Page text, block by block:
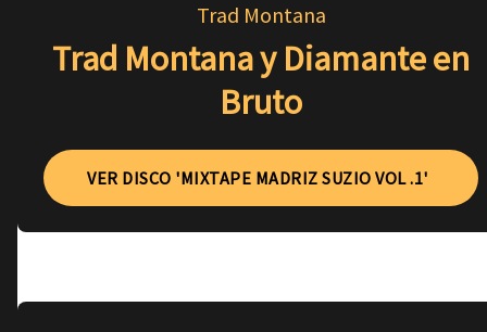
Trad Montana
Trad Montana y Diamante en
Bruto
VER DISCO 'MIXTAPE MADRIZ SUZIO VOL .1'